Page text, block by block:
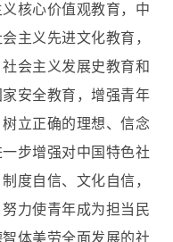
核心价值观教育，中
主义先进文化教育，
会主义发展史教育和
安全教育，增强青年
立正确的理想、信念
步增强对中国特色社
度自信、文化自信，
力使青年成为担当民
体美劳全面发展的社